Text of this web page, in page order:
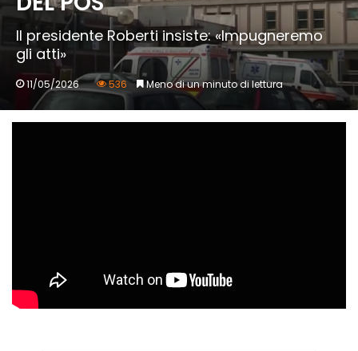
Il presidente Roberti insiste: «Impugneremo
gli atti»
11/05/2026 536 Meno di un minuto di lettura